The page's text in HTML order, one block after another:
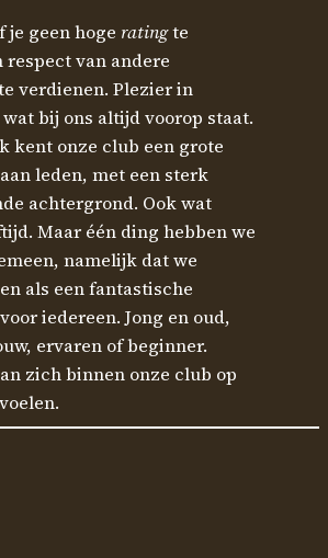
je geen hoge ratingte
respect van andere
verdienen. Plezier in
bij ons altijd voorop staat.
kent onze club een grote
leden, met een sterk
achtergrond. Ook wat
Maar één ding hebben we
namelijk dat we
als een fantastische
iedereen. Jong en oud,
ervaren of beginner.
zich binnen onze club op